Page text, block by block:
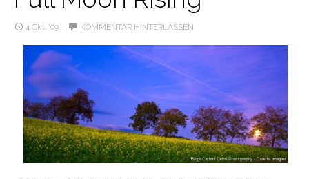
4 Okt. ’09 KOMMENTAR HINTERLASSEN